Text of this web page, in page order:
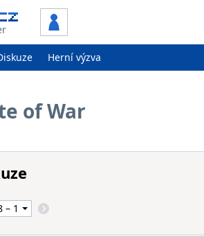
Herní výzva
of War